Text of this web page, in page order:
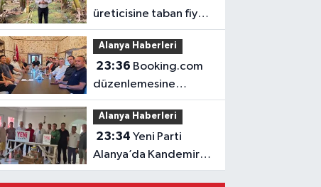
üreticisine taban fiyat
müjdesi
Alanya Haberleri
23:36
düzenlemesine
ALTİD’den destek
Alanya Haberleri
23:34 Yeni Parti
Alanya’da Kandemir’le
yola çıktı